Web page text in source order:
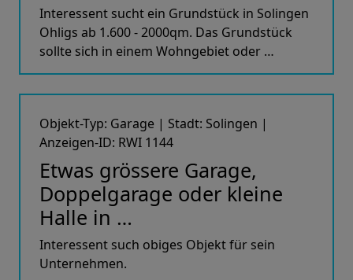
Interessent sucht ein Grundstück in Solingen
Ohligs ab 1.600 - 2000qm. Das Grundstück
sollte sich in einem Wohngebiet oder …
Objekt-Typ: Garage | Stadt: Solingen |
Anzeigen-ID: RWI 1144
Etwas grössere Garage,
Doppelgarage oder kleine
Halle in …
Interessent such obiges Objekt für sein
Unternehmen.